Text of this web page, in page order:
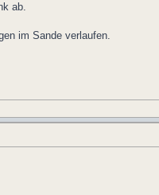
ab.
im Sande verlaufen.